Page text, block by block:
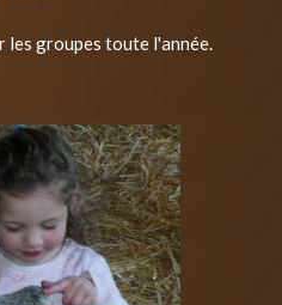
les groupes toute l'année.